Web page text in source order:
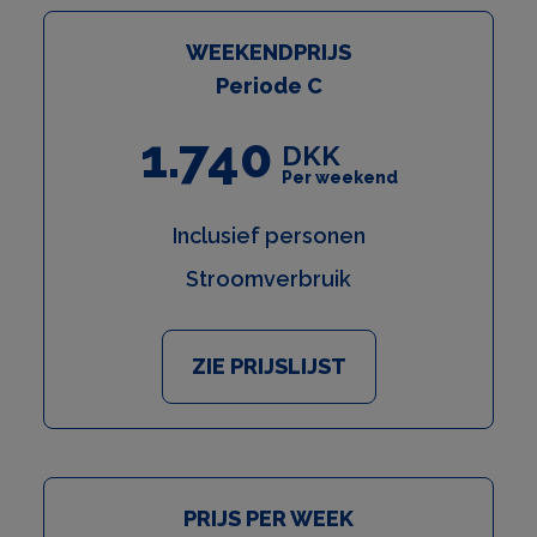
Opzetten van een tent
Gebrek aan opslagruimte
zowel natuur als comfort. Het is een vakantieoptie
die aan veel behoeften voldoet en het leven in de
WEEKENDPRIJS
Periode C
1.740 DKK
Per weekend
Inclusief personen
Stroomverbruik
ZIE PRIJSLIJST
PRIJS PER WEEK